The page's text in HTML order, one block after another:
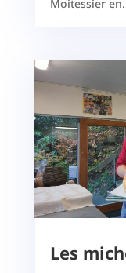
Moitessier
Les